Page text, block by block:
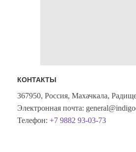
КОНТАКТЫ
367950, Россия, Махачкала,
Электронная почта:
Телефон: +7 9882 93-03-73